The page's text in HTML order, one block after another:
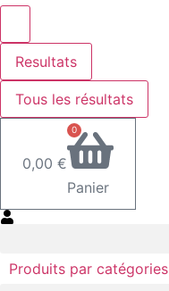
Resultats
Tous les résultats
0,00 €
0
Panier
Produits par catégories